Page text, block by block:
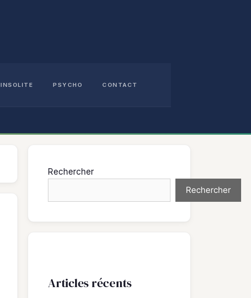
INSOLITE PSYCHO CONTACT
Rechercher
Rechercher
Articles récents